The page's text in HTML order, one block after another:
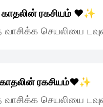
ரகசியம் ❤️✨
செயலியை
ரகசியம்❤️✨
செயலியை